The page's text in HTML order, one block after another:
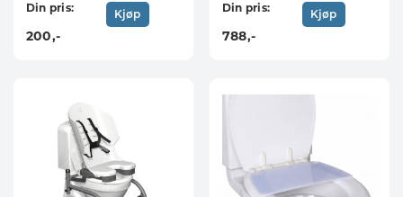
Din pris:
200,-
Kjøp Din pris:
788,-
Kjøp